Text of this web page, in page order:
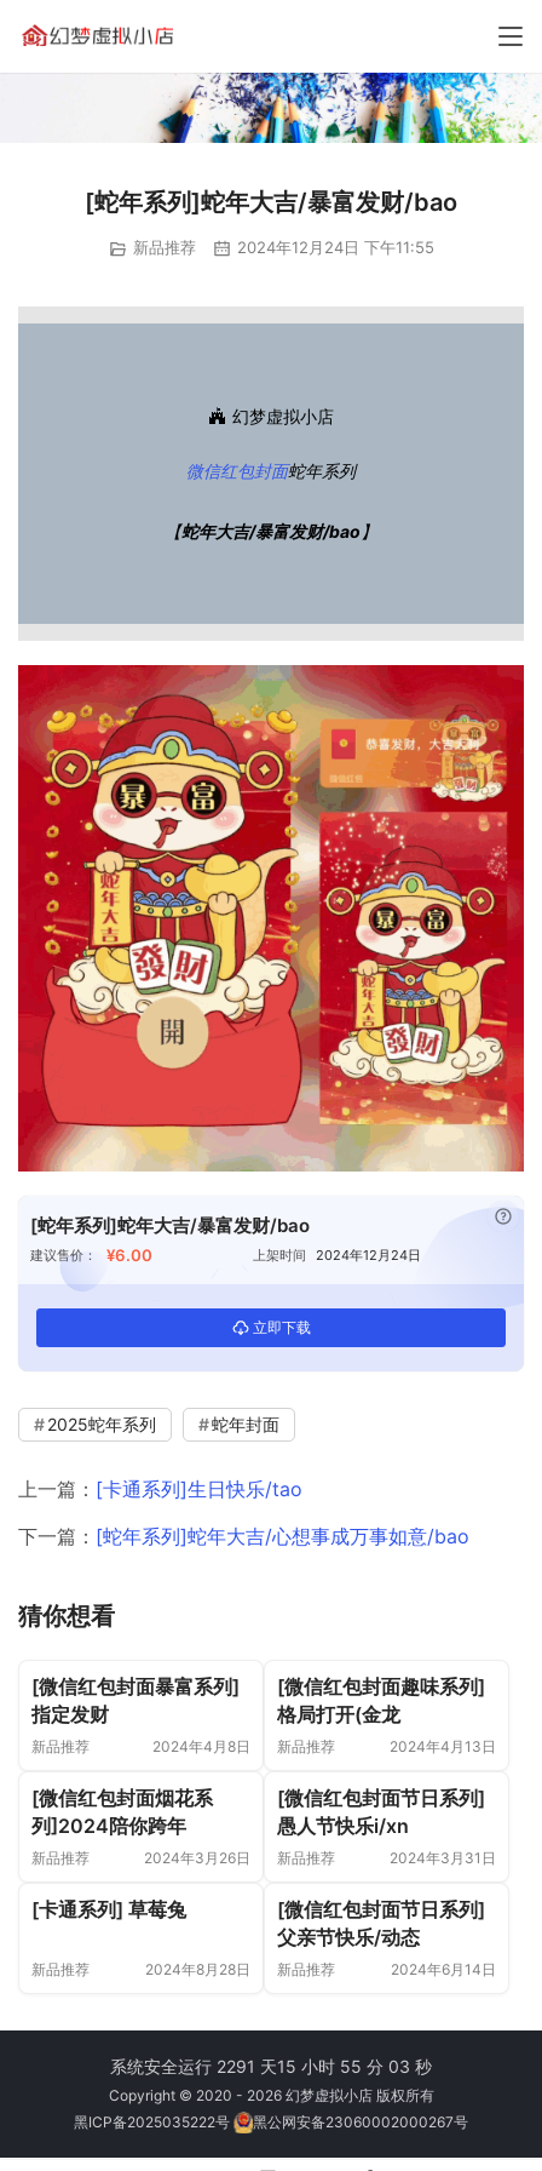
[蛇年系列]蛇年大吉/暴富发财/bao
新品推荐 2024年12月24日 下午11:55
幻梦虚拟小店
微信红包封面蛇年系列
【蛇年大吉/暴富发财/bao 】
[蛇年系列]蛇年大吉/暴富发财/bao
建议售价： ¥6.00 上架时间 2024年12月24日
立即下载
已
2025蛇年系列 蛇年封面
上一篇： [卡通系列]生日快乐/tao
下一篇： [蛇年系列]蛇年大吉/心想事成万事如意/bao
猜你想看
[微信红包封面暴富系列]
指定发财
新品推荐 2024年4月8日
[微信红包封面趣味系列]
格局打开(金龙
新品推荐 2024年4月13日
[微信红包封面烟花系
列]2024陪你跨年
新品推荐 2024年3月26日
[微信红包封面节日系列]
愚人节快乐i/xn
新品推荐 2024年3月31日
[卡通系列] 草莓兔
新品推荐 2024年8月28日
[微信红包封面节日系列]
父亲节快乐/动态
新品推荐 2024年6月14日
系统安全运行 2291 天15 小时 55 分 03 秒
Copyright © 2020 - 2026 幻梦虚拟小店 版权所有
黑ICP备2025035222号
黑公网安备23060002000267号